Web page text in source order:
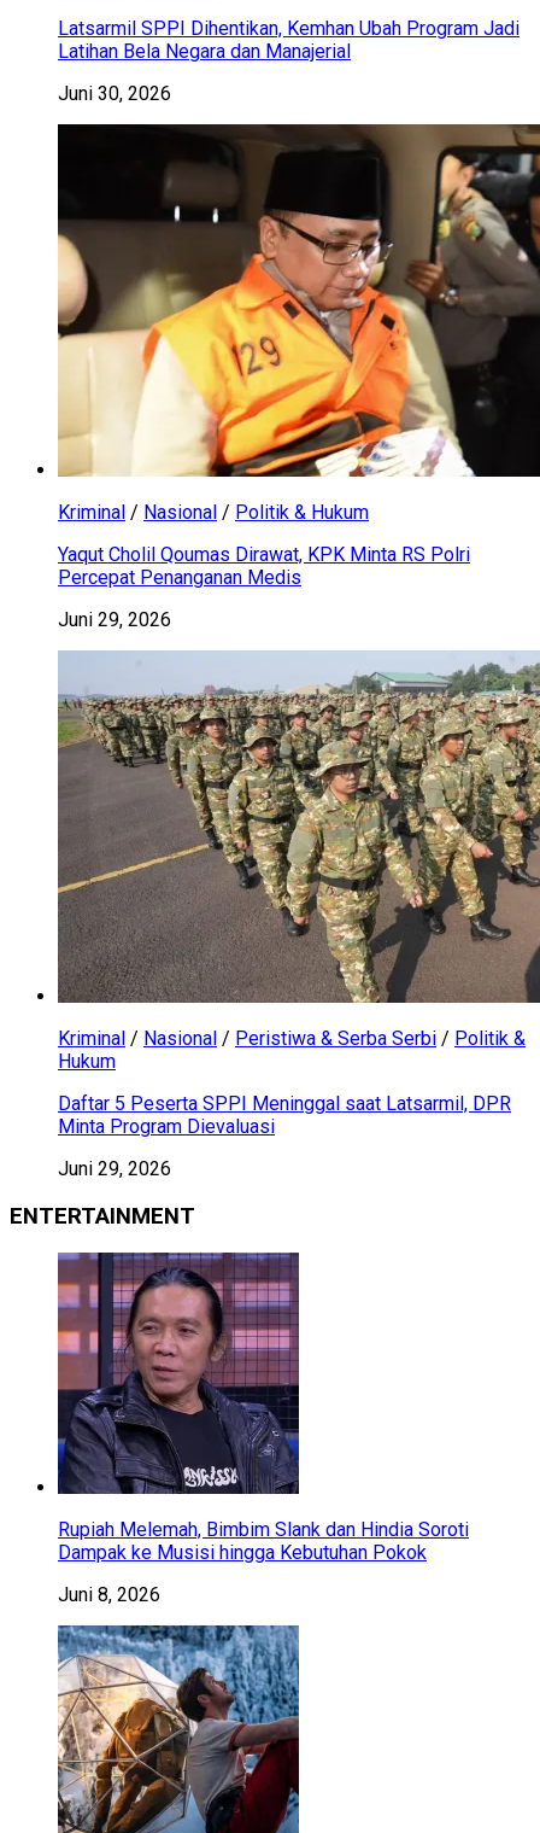
Latsarmil SPPI Dihentikan, Kemhan Ubah Program Jadi
Latihan Bela Negara dan Manajerial
Juni 30, 2026
Kriminal / Nasional / Politik & Hukum
Yaqut Cholil Qoumas Dirawat, KPK Minta RS Polri
Percepat Penanganan Medis
Juni 29, 2026
Kriminal / Nasional / Peristiwa & Serba Serbi / Politik &
Hukum
Daftar 5 Peserta SPPI Meninggal saat Latsarmil, DPR
Minta Program Dievaluasi
Juni 29, 2026
ENTERTAINMENT
Rupiah Melemah, Bimbim Slank dan Hindia Soroti
Dampak ke Musisi hingga Kebutuhan Pokok
Juni 8, 2026